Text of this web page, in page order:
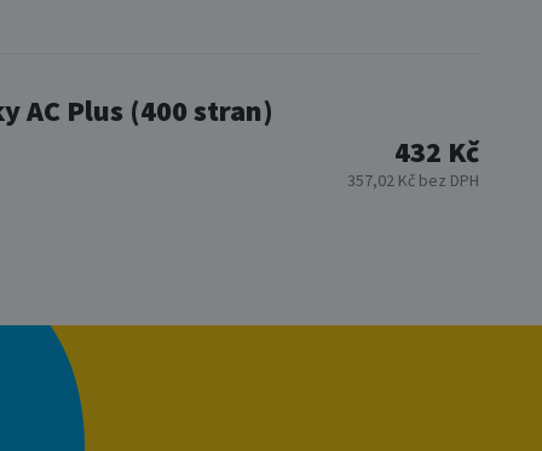
AC Plus (400 stran)
432 Kč
357,02 Kč bez DPH